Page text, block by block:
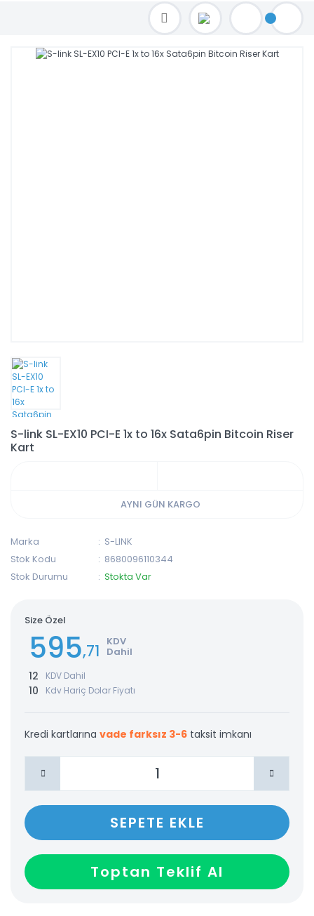
TOPTAN FİYAT ALMAK İÇİN satis@toptanbilgisayar.net MAİL ATINIZ.
SİPARİŞLERİNİZİ AYNI GÜN KARGO İLE GÖNDERİYORUZ!
S-link SL-EX10 PCI-E 1x to 16x Sata6pin Bitcoin Riser
Kart
AYNI GÜN KARGO
Marka
S-LINK
Stok Kodu
8680096110344
Stok Durumu
Stokta Var
Size Özel
595,71 KDV
Dahil
12 KDV Dahil
10 Kdv Hariç Dolar Fiyatı
Kredi kartlarına vade farksız 3-6 taksit imkanı
SEPETE EKLE
Toptan Teklif Al